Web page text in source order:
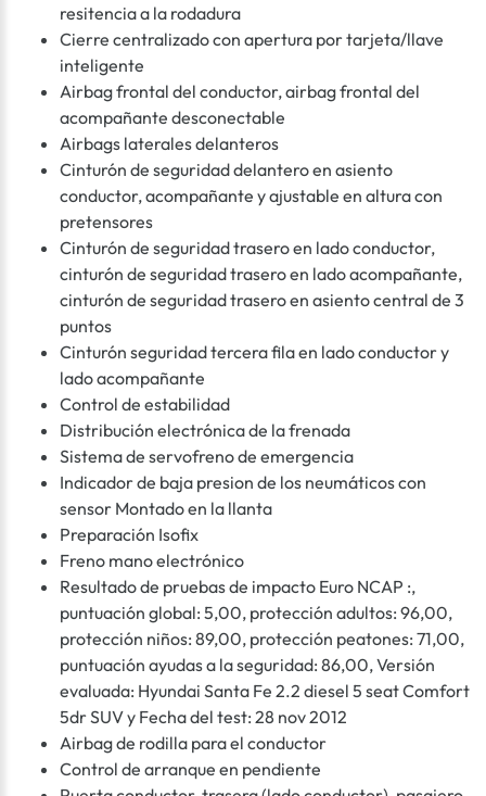
resitencia a la rodadura
Cierre centralizado con apertura por tarjeta/llave
inteligente
Airbag frontal del conductor, airbag frontal del
acompañante desconectable
Airbags laterales delanteros
Cinturón de seguridad delantero en asiento
conductor, acompañante y ajustable en altura con
pretensores
Cinturón de seguridad trasero en lado conductor,
cinturón de seguridad trasero en lado acompañante,
cinturón de seguridad trasero en asiento central de 3
puntos
Cinturón seguridad tercera fila en lado conductor y
lado acompañante
Control de estabilidad
Distribución electrónica de la frenada
Sistema de servofreno de emergencia
Indicador de baja presion de los neumáticos con
sensor Montado en la llanta
Preparación Isofix
Freno mano electrónico
Resultado de pruebas de impacto Euro NCAP :,
puntuación global: 5,00, protección adultos: 96,00,
protección niños: 89,00, protección peatones: 71,00,
puntuación ayudas a la seguridad: 86,00, Versión
evaluada: Hyundai Santa Fe 2.2 diesel 5 seat Comfort
5dr SUV y Fecha del test: 28 nov 2012
Airbag de rodilla para el conductor
Control de arranque en pendiente